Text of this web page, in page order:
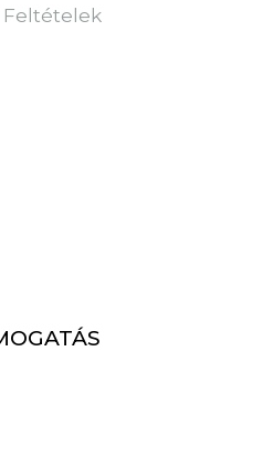
Feltételek